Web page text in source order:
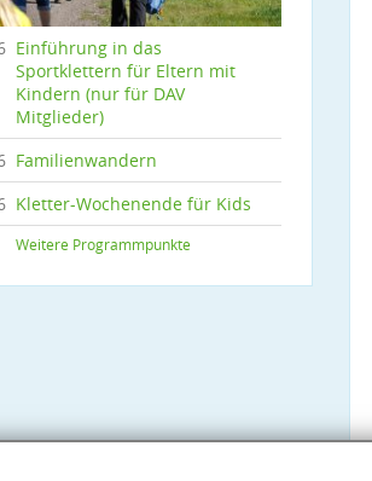
Einführung in das
Sportklettern für Eltern mit
Kindern (nur für DAV
Mitglieder)
Familienwandern
Kletter-Wochenende für Kids
Weitere Programmpunkte